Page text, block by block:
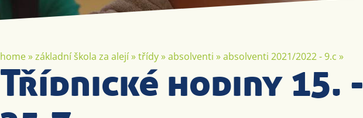
home»základní škola za alejí»třídy»absolventi »absolventi 2021/2022 - 9.c »
Třídnické hodiny 15. -